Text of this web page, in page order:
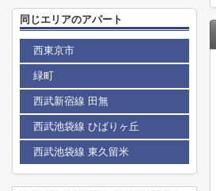
同じエリアのアパート
西東京市
緑町
西武新宿線 田無
西武池袋線 ひばりヶ丘
西武池袋線 東久留米